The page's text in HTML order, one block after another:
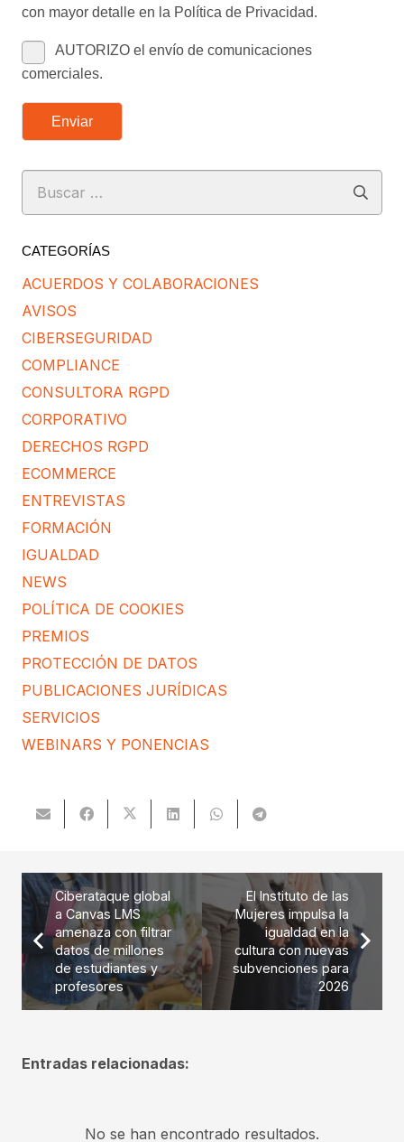
con mayor detalle en la Política de Privacidad.
AUTORIZO el envío de comunicaciones
comerciales.
Enviar
Buscar:
CATEGORÍAS
ACUERDOS Y COLABORACIONES
AVISOS
CIBERSEGURIDAD
COMPLIANCE
CONSULTORA RGPD
CORPORATIVO
DERECHOS RGPD
ECOMMERCE
ENTREVISTAS
FORMACIÓN
IGUALDAD
NEWS
POLÍTICA DE COOKIES
PREMIOS
PROTECCIÓN DE DATOS
PUBLICACIONES JURÍDICAS
SERVICIOS
WEBINARS Y PONENCIAS
Ciberataque global
a Canvas LMS
amenaza con filtrar
datos de millones
de estudiantes y
profesores
El Instituto de las
Mujeres impulsa la
igualdad en la
cultura con nuevas
subvenciones para
2026
Entradas relacionadas:
No se han encontrado resultados.